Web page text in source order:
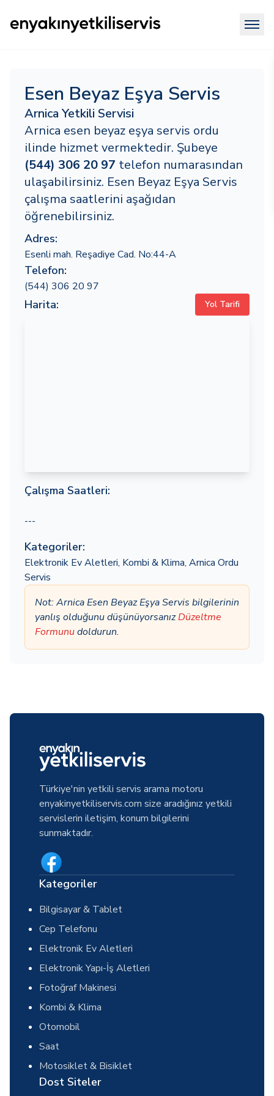
Esen Beyaz Eşya Servis
Arnica Yetkili Servisi
Arnica esen beyaz eşya servis ordu
ilinde hizmet vermektedir. Şubeye
(544) 306 20 97 telefon numarasından
ulaşabilirsiniz. Esen Beyaz Eşya Servis
çalışma saatlerini aşağıdan
öğrenebilirsiniz.
Adres:
Esenli mah. Reşadiye Cad. No:44-A
Telefon:
(544) 306 20 97
Harita: Yol Tarifi
Çalışma Saatleri:
---
Kategoriler:
Elektronik Ev Aletleri, Kombi & Klima, Arnica Ordu
Servis
Not: Arnica Esen Beyaz Eşya Servis bilgilerinin
yanlış olduğunu düşünüyorsanızDüzeltme
Formunudoldurun.
Türkiye'nin yetkili servis arama motoru
enyakinyetkiliservis.com size aradığınız yetkili
servislerin iletişim, konum bilgilerini
sunmaktadır.
Kategoriler
Bilgisayar & Tablet
Cep Telefonu
Elektronik Ev Aletleri
Elektronik Yapı-İş Aletleri
Fotoğraf Makinesi
Kombi & Klima
Otomobil
Saat
Motosiklet & Bisiklet
Dost Siteler